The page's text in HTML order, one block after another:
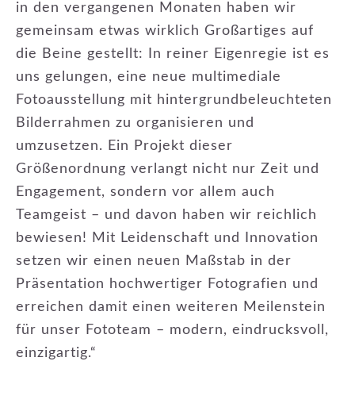
in den vergangenen Monaten haben wir
gemeinsam etwas wirklich Großartiges auf
die Beine gestellt: In reiner Eigenregie ist es
uns gelungen, eine neue multimediale
Fotoausstellung mit hintergrundbeleuchteten
Bilderrahmen zu organisieren und
umzusetzen. Ein Projekt dieser
Größenordnung verlangt nicht nur Zeit und
Engagement, sondern vor allem auch
Teamgeist – und davon haben wir reichlich
bewiesen! Mit Leidenschaft und Innovation
setzen wir einen neuen Maßstab in der
Präsentation hochwertiger Fotografien und
erreichen damit einen weiteren Meilenstein
für unser Fototeam – modern, eindrucksvoll,
einzigartig.“